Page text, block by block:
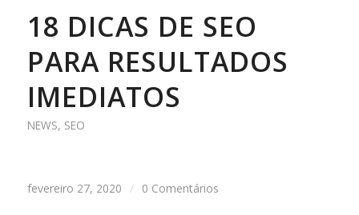
18 DICAS DE SEO
PARA RESULTADOS
IMEDIATOS
NEWS, SEO
fevereiro 27, 2020 / 0 Comentários